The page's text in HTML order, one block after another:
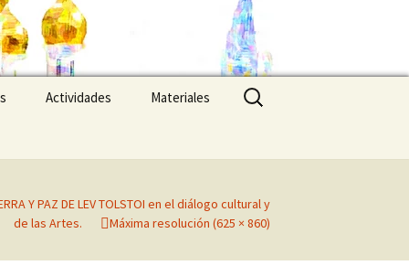
Actividades Materiales Buscar:
Y PAZ DE LEV TOLSTOI en el diálogo cultural y
de las Artes.
Máxima resolución (625 × 860)